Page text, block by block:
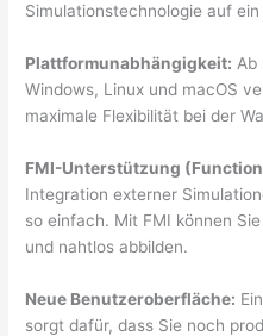
Simulationstechnologie auf
Plattformunabhängigkeit: Ab
Windows, Linux und macOS
maximale Flexibilität bei der
FMI-Unterstützung
Integration externer
so einfach. Mit FMI können
und nahtlos abbilden.
Neue Benutzeroberfläche:
sorgt dafür, dass Sie noch